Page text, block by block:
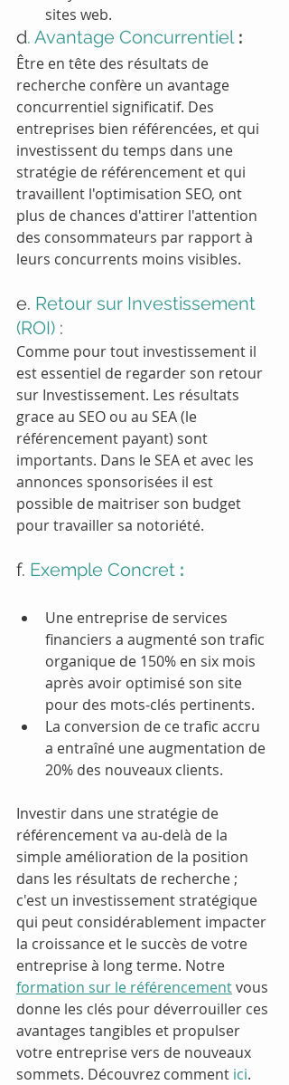
sites web.
d. Avantage Concurrentiel :
Être en tête des résultats de
recherche confère un avantage
concurrentiel significatif. Des
entreprises bien référencées, et qui
investissent du temps dans une
stratégie de référencement et qui
travaillent l'optimisation SEO, ont
plus de chances d'attirer l'attention
des consommateurs par rapport à
leurs concurrents moins visibles.
e. Retour sur Investissement
(ROI) :
Comme pour tout investissement il
est essentiel de regarder son retour
sur Investissement. Les résultats
grace au SEO ou au SEA (le
référencement payant) sont
importants. Dans le SEA et avec les
annonces sponsorisées il est
possible de maitriser son budget
pour travailler sa notoriété.
f. Exemple Concret :
Une entreprise de services
financiers a augmenté son trafic
organique de 150% en six mois
après avoir optimisé son site
pour des mots-clés pertinents.
La conversion de ce trafic accru
a entraîné une augmentation de
20% des nouveaux clients.
Investir dans une stratégie de
référencement va au-delà de la
simple amélioration de la position
dans les résultats de recherche ;
c'est un investissement stratégique
qui peut considérablement impacter
la croissance et le succès de votre
entreprise à long terme. Notre
formation sur le référencement vous
donne les clés pour déverrouiller ces
avantages tangibles et propulser
votre entreprise vers de nouveaux
sommets. Découvrez comment ici.